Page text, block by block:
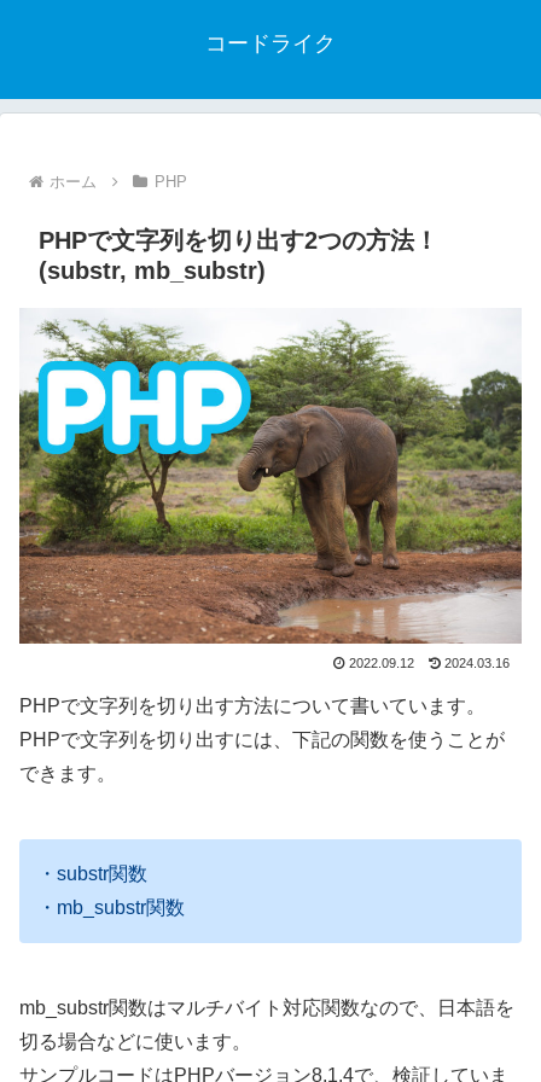
コードライク
ホーム PHP
PHPで文字列を切り出す2つの方法！
(substr, mb_substr)
2022.09.12 2024.03.16
PHPで文字列を切り出す方法について書いています。
PHPで文字列を切り出すには、下記の関数を使うことが
できます。
・substr関数
・mb_substr関数
mb_substr関数はマルチバイト対応関数なので、日本語を
切る場合などに使います。
サンプルコードはPHPバージョン8.1.4で、検証していま